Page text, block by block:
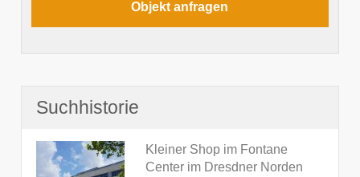
Suchhistorie
Kleiner Shop im Fontane
Center im Dresdner Norden